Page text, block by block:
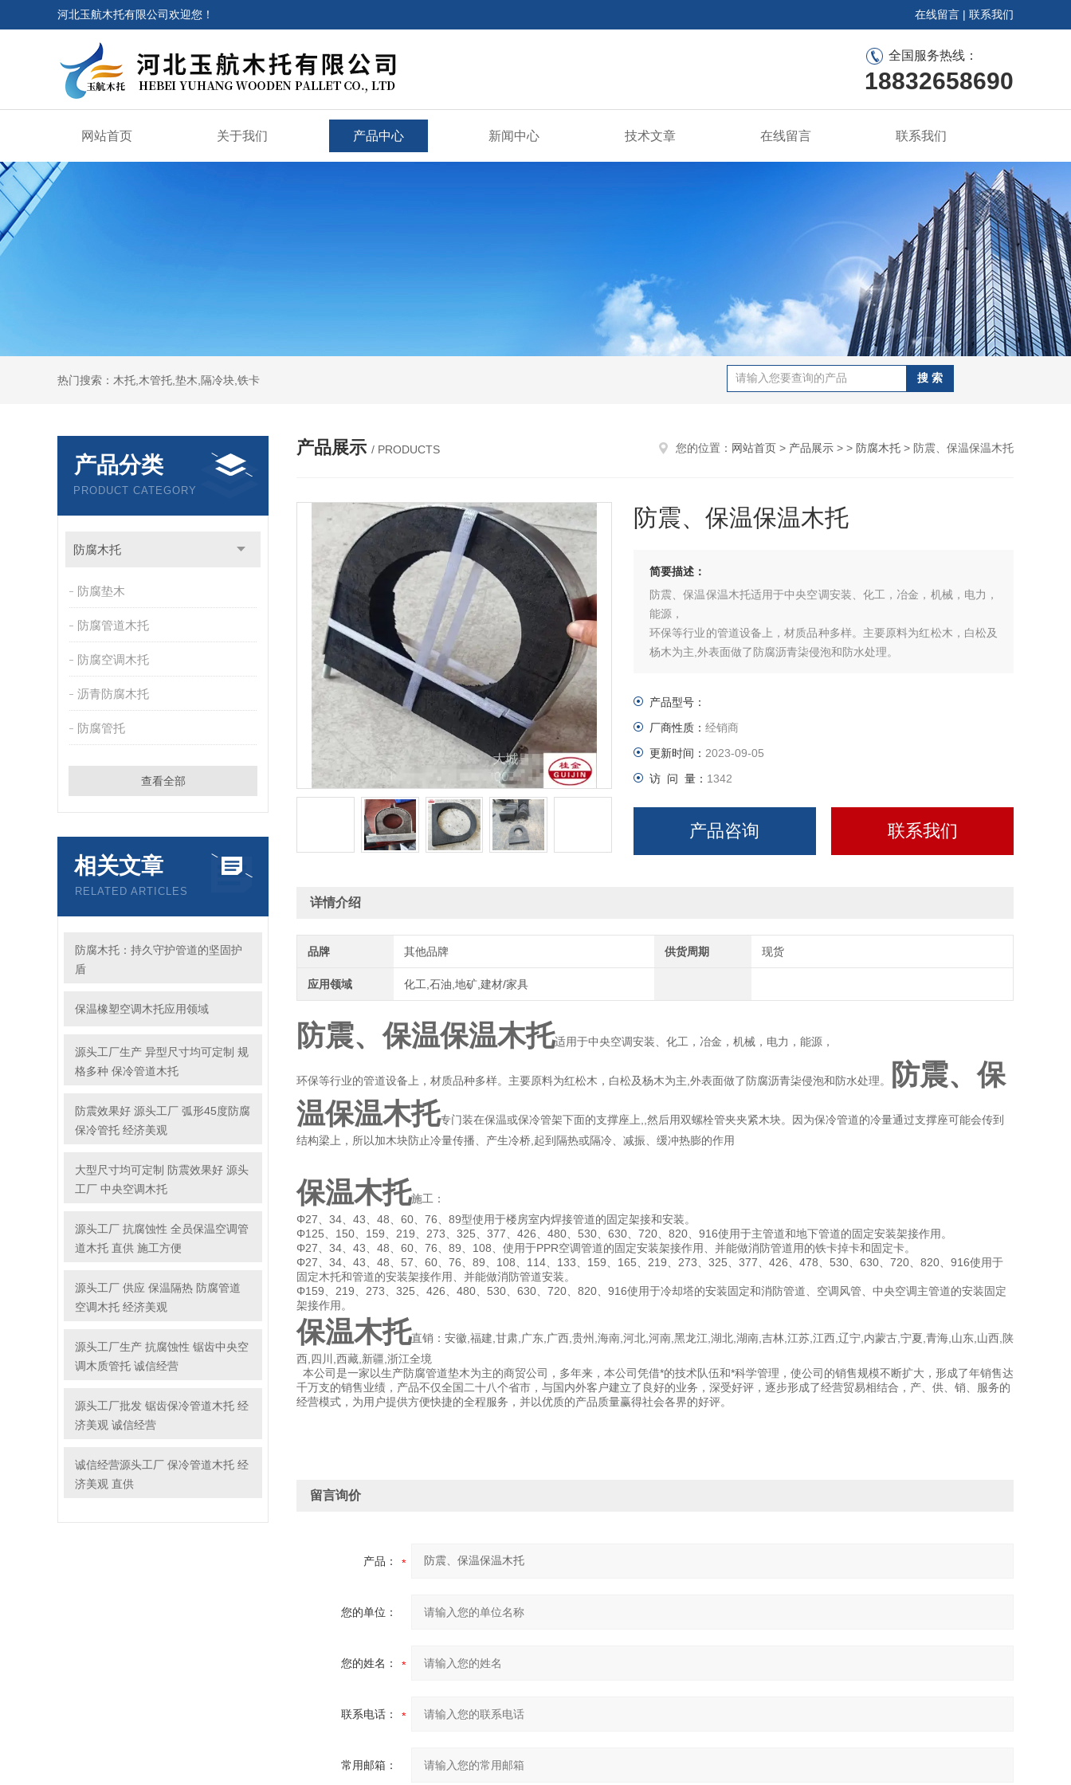
河北玉航木托有限公司欢迎您！ 在线留言 | 联系我们
全国服务热线：
18832658690
网站首页 关于我们 产品中心 新闻中心 技术文章 在线留言 联系我们
热门搜索：木托,木管托,垫木,隔冷块,铁卡
产品分类
PRODUCT CATEGORY
防腐木托
防腐垫木
防腐管道木托
防腐空调木托
沥青防腐木托
防腐管托
查看全部
相关文章
RELATED ARTICLES
防腐木托：持久守护管道的坚固护
盾
保温橡塑空调木托应用领域
源头工厂生产 异型尺寸均可定制 规
格多种 保冷管道木托
防震效果好 源头工厂 弧形45度防腐
保冷管托 经济美观
大型尺寸均可定制 防震效果好 源头
工厂 中央空调木托
源头工厂 抗腐蚀性 全员保温空调管
道木托 直供 施工方便
源头工厂 供应 保温隔热 防腐管道
空调木托 经济美观
源头工厂生产 抗腐蚀性 锯齿中央空
调木质管托 诚信经营
源头工厂批发 锯齿保冷管道木托 经
济美观 诚信经营
诚信经营源头工厂 保冷管道木托 经
济美观 直供
产品展示 / PRODUCTS 您的位置： 网站首页 > 产品展示 > > 防腐木托 > 防震、保温保温木托
防震、保温保温木托
简要描述：
防震、保温保温木托适用于中央空调安装、化工，冶金，机械，电力，
能源，
环保等行业的管道设备上，材质品种多样。主要原料为红松木，白松及
杨木为主,外表面做了防腐沥青柒侵泡和防水处理。
产品型号：
厂商性质： 经销商
更新时间： 2023-09-05
访 问 量： 1342
产品咨询 联系我们
详情介绍
品牌 其他品牌 供货周期 现货
应用领域 化工,石油,地矿,建材/家具
防震、保温保温木托适用于中央空调安装、化工，冶金，机械，电力，能源，
环保等行业的管道设备上，材质品种多样。主要原料为红松木，白松及杨木为主,外表面做了防腐沥青柒侵泡和防水处理。
防震、保
温保温木托专门装在保温或保冷管架下面的支撑座上,,然后用双螺栓管夹夹紧木块。因为保冷管道的冷量通过支撑座可能会传到
结构梁上，所以加木块防止冷量传播、产生冷桥,起到隔热或隔冷、减振、缓冲热膨的作用
保温木托施工：
Φ27、34、43、48、60、76、89型使用于楼房室内焊接管道的固定架接和安装。
Φ125、150、159、219、273、325、377、426、480、530、630、720、820、916使用于主管道和地下管道的固定安装架接作用。
Φ27、34、43、48、60、76、89、108、使用于PPR空调管道的固定安装架接作用、并能做消防管道用的铁卡掉卡和固定卡。
Φ27、34、43、48、57、60、76、89、108、114、133、159、165、219、273、325、377、426、478、530、630、720、820、916使用于
固定木托和管道的安装架接作用、并能做消防管道安装。
Φ159、219、273、325、426、480、530、630、720、820、916使用于冷却塔的安装固定和消防管道、空调风管、中央空调主管道的安装固定
架接作用。
保温木托直销：安徽,福建,甘肃,广东,广西,贵州,海南,河北,河南,黑龙江,湖北,湖南,吉林,江苏,江西,辽宁,内蒙古,宁夏,青海,山东,山西,陕
西,四川,西藏,新疆,浙江全境
本公司是一家以生产防腐管道垫木为主的商贸公司，多年来，本公司凭借*的技术队伍和*科学管理，使公司的销售规模不断扩大，形成了年销售达
千万支的销售业绩，产品不仅全国二十八个省市，与国内外客户建立了良好的业务，深受好评，逐步形成了经营贸易相结合，产、供、销、服务的
经营模式，为用户提供方便快捷的全程服务，并以优质的产品质量赢得社会各界的好评。
留言询价
产品：
您的单位：
您的姓名：
联系电话：
常用邮箱：